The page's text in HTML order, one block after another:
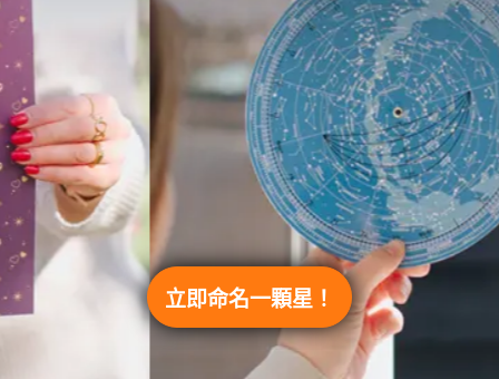
立即命名一顆星！